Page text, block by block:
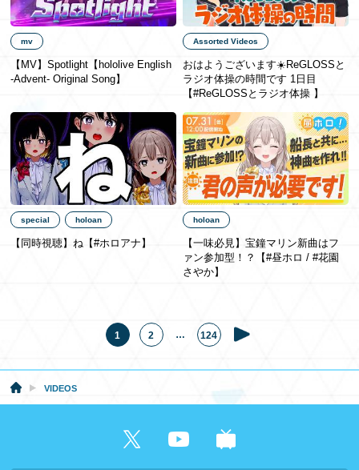
mv
【MV】Spotlight【hololive English
-Advent- Original Song】
Assorted Videos
おはようございます☀️ReGLOSSと
ラジオ体操の時間です 1日目
【#ReGLOSSとラジオ体操 】
special holoan
【同時視聴】ね【#ホロアナ】
holoan
【一味必見】宝鐘マリン新曲はフ
ァン参加型！？【#昼ホロ / #花園
さやか】
1 2 … 124
VIDEOS